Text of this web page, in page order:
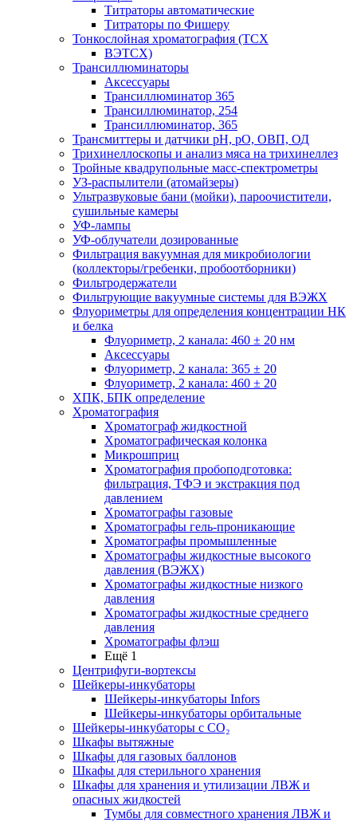
Титраторы автоматические
Титраторы по Фишеру
Тонкослойная хроматография (ТСХ
ВЭТСХ)
Трансиллюминаторы
Аксессуары
Трансиллюминатор 365
Трансиллюминатор, 254
Трансиллюминатор, 365
Трансмиттеры и датчики рН, рО, ОВП, ОД
Трихинеллоскопы и анализ мяса на трихинеллез
Тройные квадрупольные масс-спектрометры
УЗ-распылители (атомайзеры)
Ультразвуковые бани (мойки), пароочистители,
сушильные камеры
УФ-лампы
УФ-облучатели дозированные
Фильтрация вакуумная для микробиологии
(коллекторы/гребенки, пробоотборники)
Фильтродержатели
Фильтрующие вакуумные системы для ВЭЖХ
Флуориметры для определения концентрации НК
и белка
Флуориметр, 2 канала: 460 ± 20 нм
Аксессуары
Флуориметр, 2 канала: 365 ± 20
Флуориметр, 2 канала: 460 ± 20
ХПК, БПК определение
Хроматография
Хроматограф жидкостной
Хроматографическая колонка
Микрошприц
Хроматография пробоподготовка:
фильтрация, ТФЭ и экстракция под
давлением
Хроматографы газовые
Хроматографы гель-проникающие
Хроматографы промышленные
Хроматографы жидкостные высокого
давления (ВЭЖХ)
Хроматографы жидкостные низкого
давления
Хроматографы жидкостные среднего
давления
Хроматографы флэш
Ещё 1
Центрифуги-вортексы
Шейкеры-инкубаторы
Шейкеры-инкубаторы Infors
Шейкеры-инкубаторы орбитальные
Шейкеры-инкубаторы с CО₂
Шкафы вытяжные
Шкафы для газовых баллонов
Шкафы для стерильного хранения
Шкафы для хранения и утилизации ЛВЖ и
опасных жидкостей
Тумбы для совместного хранения ЛВЖ и